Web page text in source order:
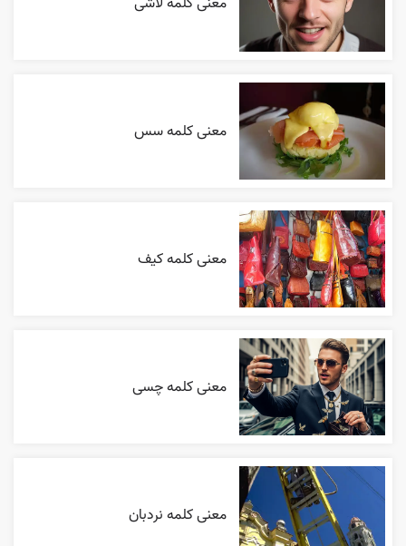
معنی کلمه سس
معنی کلمه کیف
معنی کلمه چسی
معنی کلمه نردبان